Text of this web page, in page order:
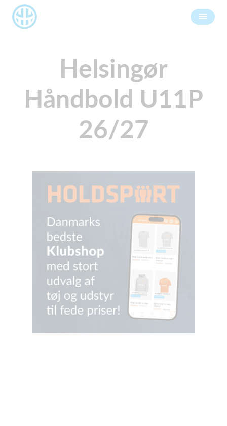
Helsingør
Håndbold U11P
26/27